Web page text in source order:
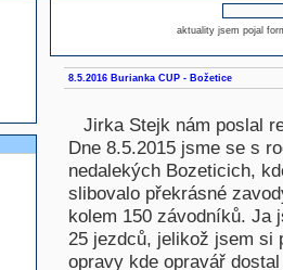
aktuality jsem pojal
8.5.2016 Burianka CUP - Božetice
Jirka Stejk nám poslal
Dne 8.5.2015 jsme se s
nedalekých Bozeticich,
slibovalo překrásné
kolem 150 závodníků. Ja
25 jezdců, jelikož jsem si
opravy kde opravář